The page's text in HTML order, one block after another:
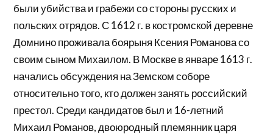
были убийства и грабежи со стороны русских и
польских отрядов. С 1612 г. в костромской деревне
Домнино проживала боярыня Ксения Романова со
своим сыном Михаилом. В Москве в январе 1613 г.
начались обсуждения на Земском соборе
относительно того, кто должен занять российский
престол. Среди кандидатов был и 16-летний
Михаил Романов, двоюродный племянник царя